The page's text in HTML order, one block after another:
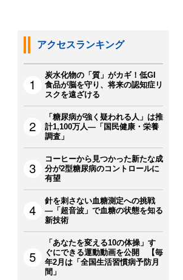
アクセスランキング
炭水化物の「質」がカギ！低GI
食品が脳を守り、将来の認知症リ
スクを遠ざける
「糖尿病が強く疑われる人」は推
計1,100万人―「国民健康・栄養
調査」
コーヒーから見つかった新たな成
分が2型糖尿病のコントロールに
有望
針を刺さない血糖測定への挑戦
―「超音波」で血糖の状態を知る
新技術
「あなたを変える10の体操」す
ぐにできる運動動画を公開 【毎
年2月は「全国生活習慣病予防月
間」